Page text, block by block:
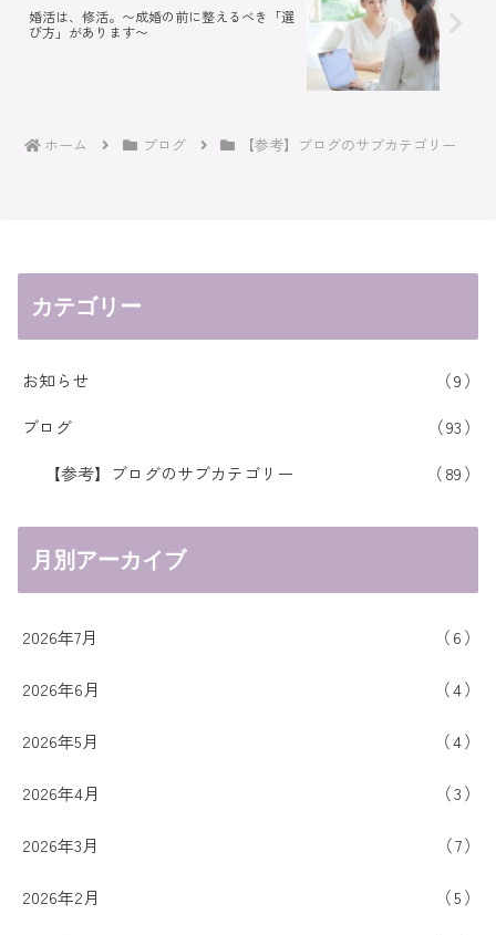
婚活は、修活。〜成婚の前に整えるべき「選
び方」があります〜
ホーム ブログ 【参考】ブログのサブカテゴリー
カテゴリー
お知らせ
9
ブログ
93
【参考】ブログのサブカテゴリー
89
月別アーカイブ
2026年7月 6
2026年6月 4
2026年5月 4
2026年4月 3
2026年3月 7
2026年2月 5